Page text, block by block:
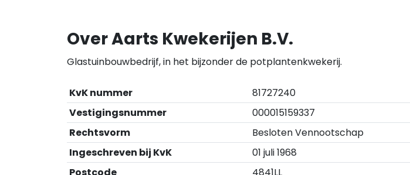
Over Aarts Kwekerijen B.V.
Glastuinbouwbedrijf, in het bijzonder de potplantenkwekerij.
KvK nummer
81727240
Vestigingsnummer
000015159337
Rechtsvorm
Besloten Vennootschap
Ingeschreven bij KvK
01 juli 1968